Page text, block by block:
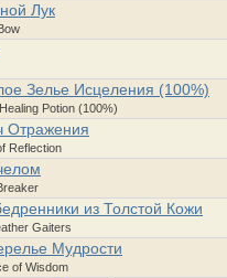
Лук
Зелье Исцеления (100%)
Potion (100%)
Отражения
Reflection
из Толстой Кожи
Gaiters
Мудрости
of Wisdom